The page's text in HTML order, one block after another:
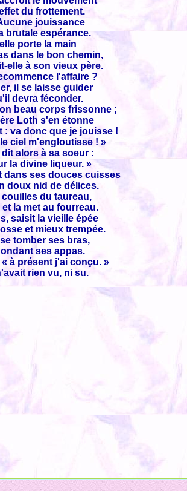
du frottement.
jouissance
brutale espérance.
porte la main
dans le bon chemin,
elle à son vieux père.
l'affaire ?
il se laisse guider
devra féconder.
beau corps frissonne ;
Loth s'en étonne
: va donc que je jouisse !
ciel m'engloutisse ! »
alors à sa soeur :
la divine liqueur. »
dans ses douces cuisses
doux nid de délices.
du taureau,
la met au fourreau.
saisit la vieille épée
et mieux trempée.
tomber ses bras,
ses appas.
à présent j'ai conçu. »
rien vu, ni su.